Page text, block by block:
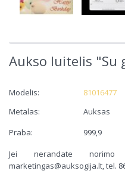
Aukso luitelis "Su
Modelis:
81016477
Metalas:
Auksas
Praba:
999,9
Jei nerandate norimo
marketingas@auksogija.lt, tel.